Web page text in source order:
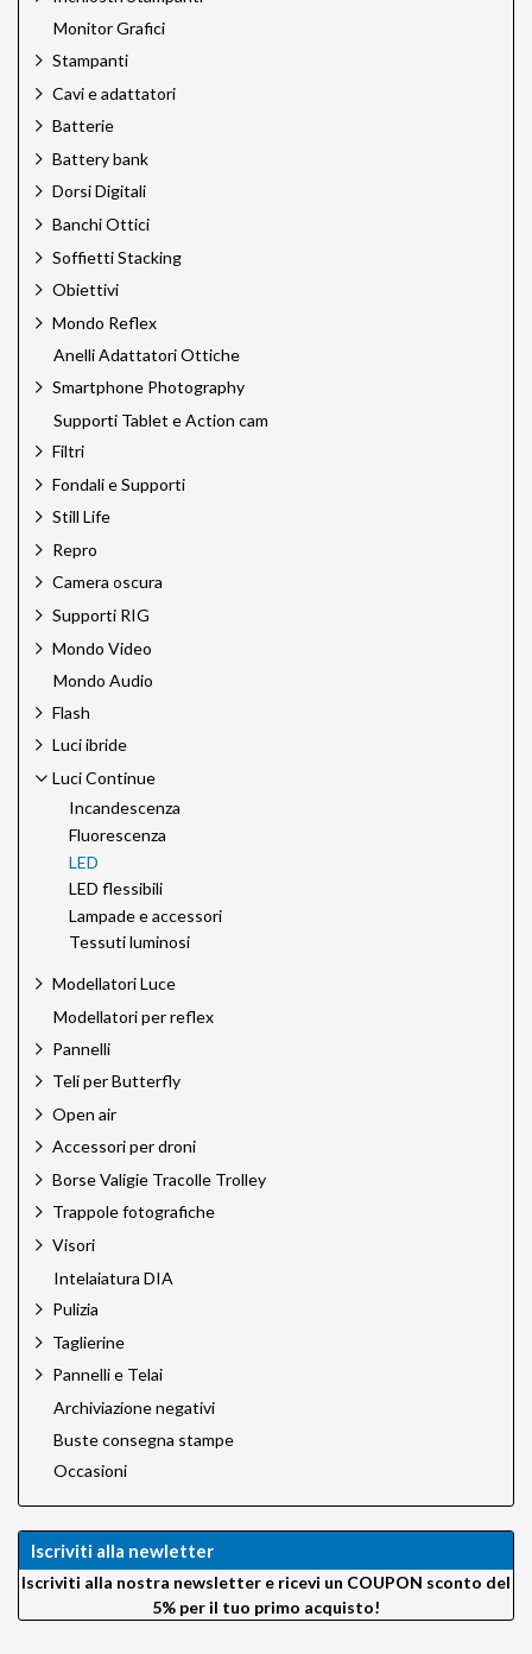
Monitor Grafici
Stampanti
Cavi e adattatori
Batterie
Battery bank
Dorsi Digitali
Banchi Ottici
Soffietti Stacking
Obiettivi
Mondo Reflex
Anelli Adattatori Ottiche
Smartphone Photography
Supporti Tablet e Action cam
Filtri
Fondali e Supporti
Still Life
Repro
Camera oscura
Supporti RIG
Mondo Video
Mondo Audio
Flash
Luci ibride
Luci Continue
Incandescenza
Fluorescenza
LED
LED flessibili
Lampade e accessori
Tessuti luminosi
Modellatori Luce
Modellatori per reflex
Pannelli
Teli per Butterfly
Open air
Accessori per droni
Borse Valigie Tracolle Trolley
Trappole fotografiche
Visori
Intelaiatura DIA
Pulizia
Taglierine
Pannelli e Telai
Archiviazione negativi
Buste consegna stampe
Occasioni
Iscriviti alla newletter
Iscriviti alla nostra newsletter e ricevi un COUPON sconto del
5% per il tuo primo acquisto!